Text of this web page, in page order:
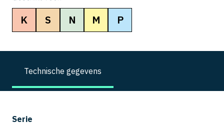
K S N M P
Technische gegevens
Serie